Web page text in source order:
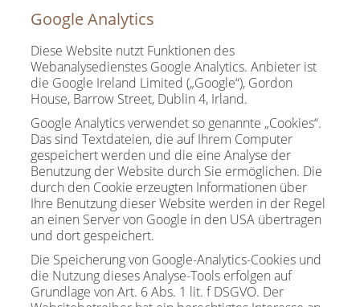
Google Analytics
Diese Website nutzt Funktionen des
Webanalysedienstes Google Analytics. Anbieter ist
die Google Ireland Limited („Google“), Gordon
House, Barrow Street, Dublin 4, Irland.
Google Analytics verwendet so genannte „Cookies“.
Das sind Textdateien, die auf Ihrem Computer
gespeichert werden und die eine Analyse der
Benutzung der Website durch Sie ermöglichen. Die
durch den Cookie erzeugten Informationen über
Ihre Benutzung dieser Website werden in der Regel
an einen Server von Google in den USA übertragen
und dort gespeichert.
Die Speicherung von Google-Analytics-Cookies und
die Nutzung dieses Analyse-Tools erfolgen auf
Grundlage von Art. 6 Abs. 1 lit. f DSGVO. Der